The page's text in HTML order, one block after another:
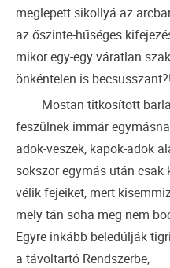
meglepett sikollyá az
az őszinte-hűséges
mikor egy-egy váratlan
önkéntelen is becsusszant?!
– Mostan titkosított
feszülnek immár
adok-veszek, kapok-adok
sokszor egymás után csak
vélik fejeiket, mert
mely tán soha meg nem
Egyre inkább beledúlják
a távoltartó Rendszerbe,